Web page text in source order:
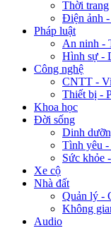
Thời trang
Điện ảnh
Pháp luật
An ninh -
Hình sự -
Công nghệ
CNTT -
Thiết bị -
Khoa học
Đời sống
Dinh
Tình yêu -
Sức khỏe
Xe cộ
Nhà đất
Quản lý -
Không
Audio